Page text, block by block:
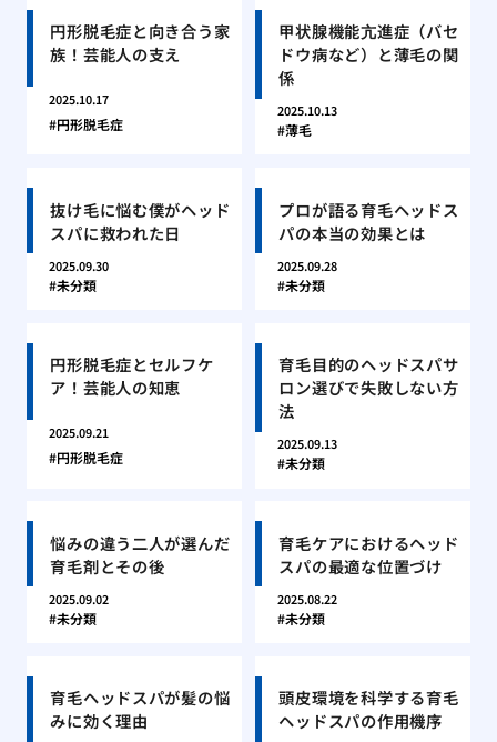
円形脱毛症と向き合う家
族！芸能人の支え
2025.10.17
円形脱毛症
甲状腺機能亢進症（バセ
ドウ病など）と薄毛の関
係
2025.10.13
薄毛
抜け毛に悩む僕がヘッド
スパに救われた日
2025.09.30
未分類
プロが語る育毛ヘッドス
パの本当の効果とは
2025.09.28
未分類
円形脱毛症とセルフケ
ア！芸能人の知恵
2025.09.21
円形脱毛症
育毛目的のヘッドスパサ
ロン選びで失敗しない方
法
2025.09.13
未分類
悩みの違う二人が選んだ
育毛剤とその後
2025.09.02
未分類
育毛ケアにおけるヘッド
スパの最適な位置づけ
2025.08.22
未分類
育毛ヘッドスパが髪の悩
みに効く理由
頭皮環境を科学する育毛
ヘッドスパの作用機序